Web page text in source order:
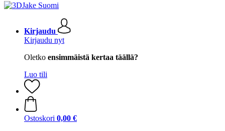
Kirjaudu
Kirjaudu nyt
Oletko ensimmäistä kertaa täällä?
Luo tili
Ostoskori 0,00 €